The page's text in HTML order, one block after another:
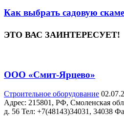
Как выбрать садовую
ЭТО ВАС ЗАИНТЕРЕСУЕТ!
ООО «Смит-Ярцево»
Строительное оборудование
Адрес: 215801, РФ, Смоленская
д. 56 Teл: +7(48143)34031, 34038